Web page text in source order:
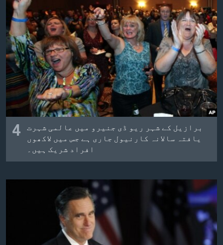
4
برازیل کے شہر ریو ڈی جنیرو میں عالمی شہرت
یافتہ سالانہ کارنیول جاری ہے جس میں لاکھوں
افراد شریک ہیں۔